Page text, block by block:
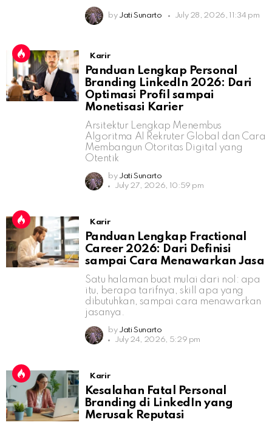
by Jati Sunarto July 28, 2026, 11:34 pm
Karir
Panduan Lengkap Personal
Branding LinkedIn 2026: Dari
Optimasi Profil sampai
Monetisasi Karier
Arsitektur Lengkap Menembus
Algoritma AI Rekruter Global dan Cara
Membangun Otoritas Digital yang
Otentik
by Jati Sunarto
July 27, 2026, 10:59 pm
Karir
Panduan Lengkap Fractional
Career 2026: Dari Definisi
sampai Cara Menawarkan Jasa
Satu halaman buat mulai dari nol: apa
itu, berapa tarifnya, skill apa yang
dibutuhkan, sampai cara menawarkan
jasanya.
by Jati Sunarto
July 24, 2026, 5:29 pm
Karir
Kesalahan Fatal Personal
Branding di LinkedIn yang
Merusak Reputasi